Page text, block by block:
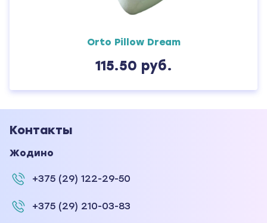
Orto Pillow Dream
115.50 руб.
Контакты
Жодино
+375 (29) 122-29-50
+375 (29) 210-03-83